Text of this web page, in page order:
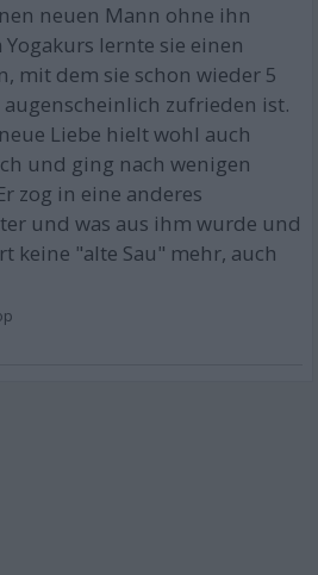
neuen Mann ohne ihn
lernte sie einen
mit dem sie schon wieder 5
zufrieden ist.
Liebe hielt wohl auch
und ging nach wenigen
zog in eine anderes
und was aus ihm wurde und
keine "alte Sau" mehr, auch